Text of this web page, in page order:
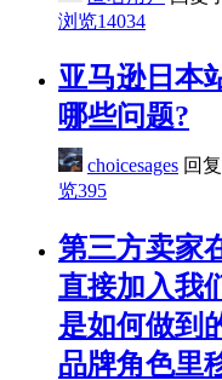
浏览14034
亚马逊日本
哪些问题?
choicesages 回
览395
第三方卖家
直接加入我
是如何做到
品牌角色里